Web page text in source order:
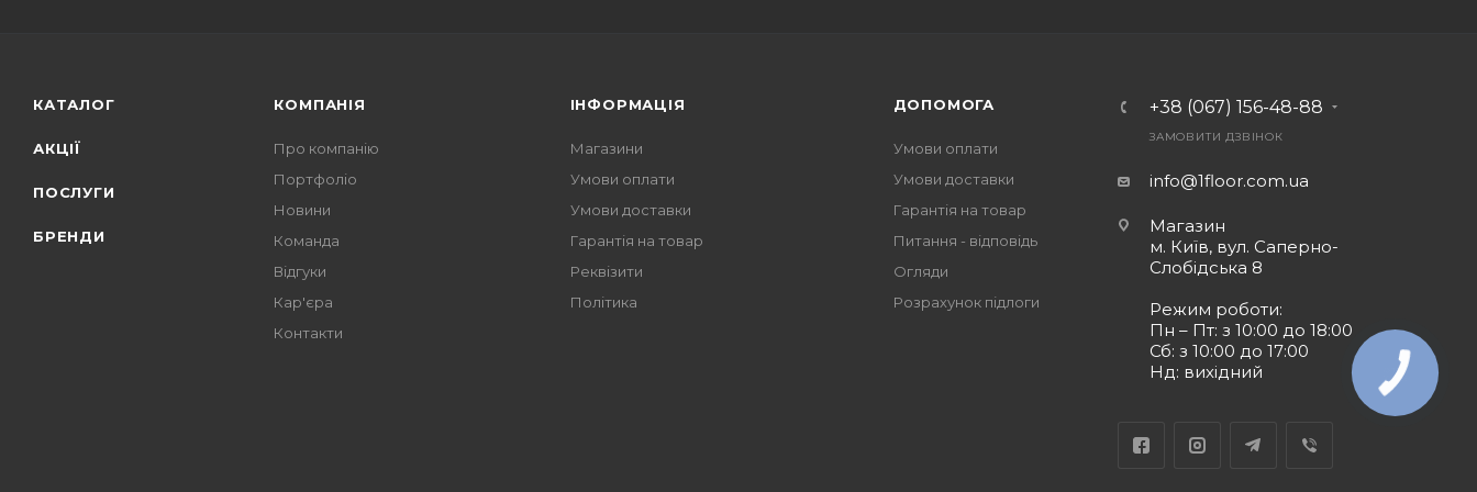
КАТАЛОГ
АКЦІЇ
ПОСЛУГИ
БРЕНДИ
КОМПАНІЯ
Про компанію
Портфоліо
Новини
Команда
Відгуки
Кар'єра
Контакти
ІНФОРМАЦІЯ
Магазини
Умови оплати
Умови доставки
Гарантія на товар
Реквізити
Політика
ДОПОМОГА
Умови оплати
Умови доставки
Гарантія на товар
Питання - відповідь
Огляди
Розрахунок підлоги
+38 (067) 156-48-88
ЗАМОВИТИ ДЗВІНОК
info@1floor.com.ua
Магазин
м. Київ, вул. Саперно-
Слобідська 8
Режим роботи:
Пн – Пт: з 10:00 до 18:00
Сб: з 10:00 до 17:00
Нд: вихідний